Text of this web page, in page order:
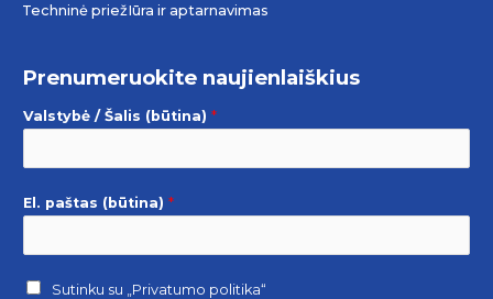
Techninė priežIūra ir aptarnavimas
Prenumeruokite naujienlaiškius
Valstybė / Šalis (būtina) *
El. paštas (būtina) *
Sutinku su „Privatumo politika“